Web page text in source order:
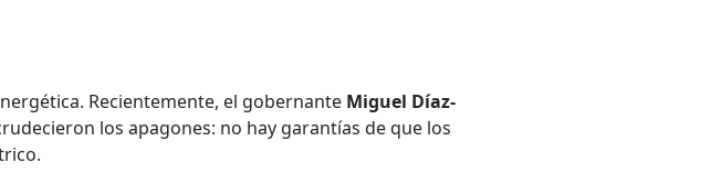
Recientemente, el gobernante Miguel Díaz-
los apagones: no hay garantías de que los